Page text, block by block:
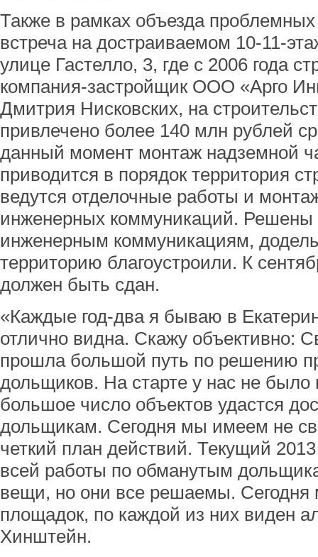
Также в рамках объезда
встреча на достраиваемом 10-11-
улице Гастелло, 3, где с 2006 года
компания-застройщик ООО «Арго
Дмитрия Нисковских, на
привлечено более 140 млн рублей
данный момент монтаж надземной
приводится в порядок территория
ведутся отделочные работы и
инженерных коммуникаций. Решены
инженерным коммуникациям,
территорию благоустроили. К
должен быть сдан.
«Каждые год-два я бываю в
отлично видна. Скажу объективно:
прошла большой путь по решению
дольщиков. На старте у нас не было
большое число объектов удастся
дольщикам. Сегодня мы имеем не
четкий план действий. Текущий
всей работы по обманутым
вещи, но они все решаемы. Сегодня
площадок, по каждой из них виден
Хинштейн.